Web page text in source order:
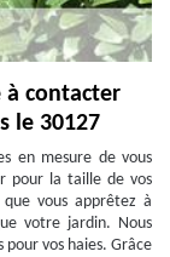
à contacter
le 30127
en mesure de vous
pour la taille de vos
vous apprêtez à
votre jardin. Nous
pour vos haies. Grâce